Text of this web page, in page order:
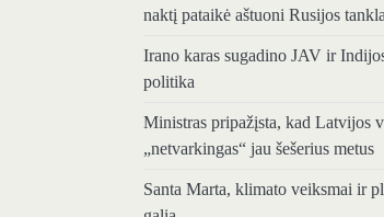
naktį pataikė aštuoni Rusijos
Irano karas sugadino JAV ir
politika
Ministras pripažįsta, kad Latvijos
„netvarkingas“ jau šešerius metus
Santa Marta, klimato veiksmai ir